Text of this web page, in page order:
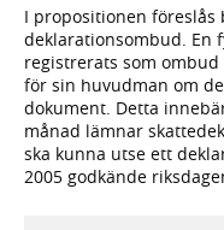
I propositionen föreslås
deklarationsombud. En
registrerats som
för sin huvudman om
dokument. Detta
månad lämnar
ska kunna utse ett
2005 godkände